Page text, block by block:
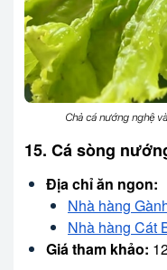
Chả cá nướng nghệ
15. Cá sòng
Địa chỉ ăn ngon:
Nhà hàng
Nhà hàng Cát
Giá tham khảo: